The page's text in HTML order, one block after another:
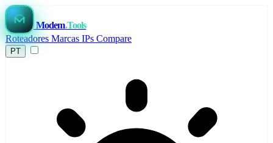
Modem.Tools
Roteadores Marcas IPs Compare
PT